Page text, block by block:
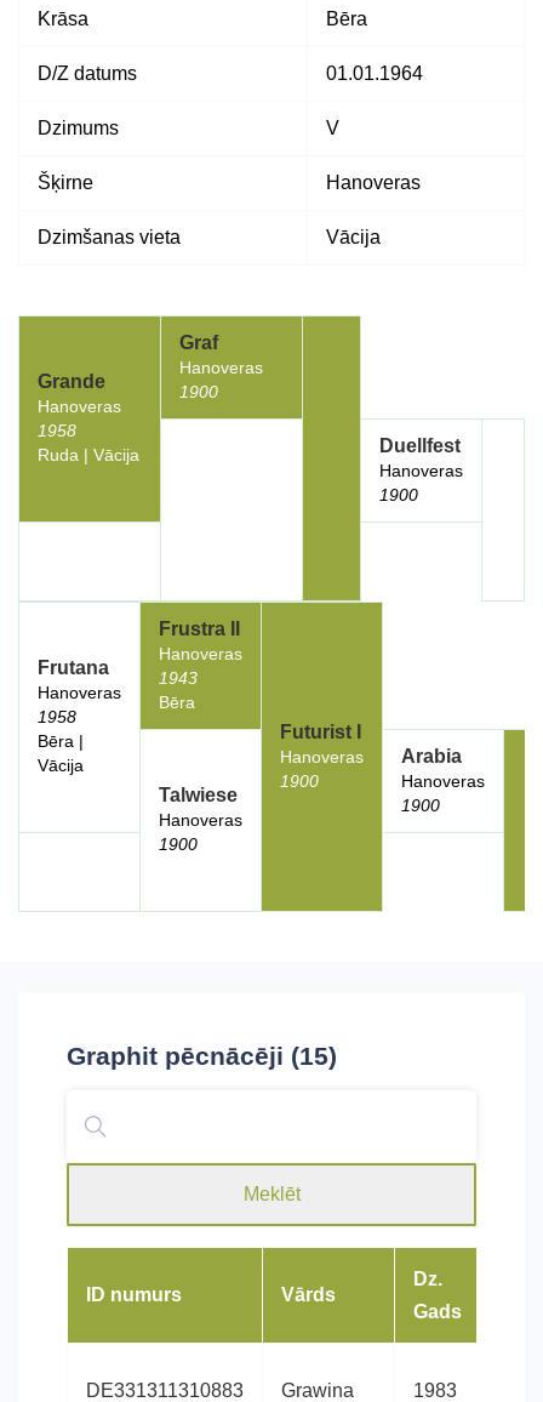
Krāsa Bēra
D/Z datums 01.01.1964
Dzimums V
Šķirne Hanoveras
Dzimšanas vieta Vācija
Grande
Hanoveras
1958
Ruda | Vācija
Graf
Hanoveras
1900
Duellfest
Hanoveras
1900
Frutana
Hanoveras
1958
Bēra |
Vācija
Frustra II
Hanoveras
1943
Bēra
Futurist I
Hanoveras
1900
Talwiese
Hanoveras
1900
Arabia
Hanoveras
1900
Graphit pēcnācēji (15)
Meklēt
ID numurs Vārds
Dz.
Gads
DE331311310883 Grawina 1983